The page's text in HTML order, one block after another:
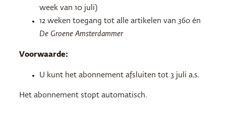
week van 10 juli)
12 weken toegang tot alle artikelen van 360 én
De Groene Amsterdammer
Voorwaarde:
U kunt het abonnement afsluiten tot 3 juli a.s.
Het abonnement stopt automatisch.